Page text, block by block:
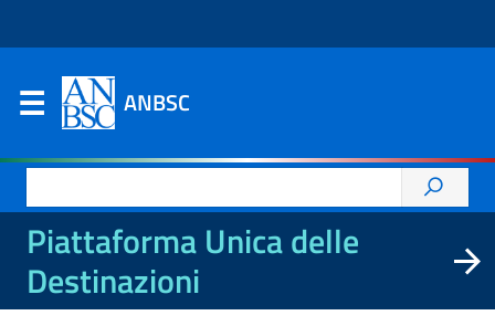
ANBSC
per:
Piattaforma Unica delle
Destinazioni